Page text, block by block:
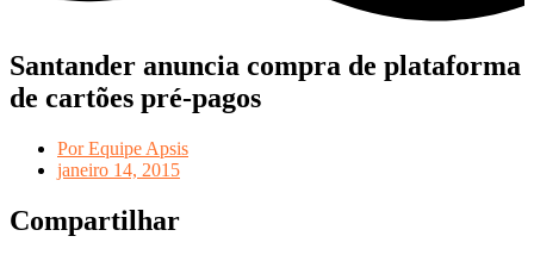
Santander anuncia compra de plataforma
de cartões pré-pagos
PorEquipe Apsis
janeiro 14, 2015
Compartilhar